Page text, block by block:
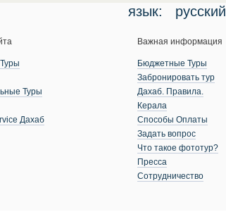
язык: русский
Туры
Дахаб
Важная информация
Бюджетные Туры
Забронировать тур
Дахаб. Правила.
Керала
Способы Оплаты
Задать вопрос
Что такое фототур?
Пресса
Сотрудничество